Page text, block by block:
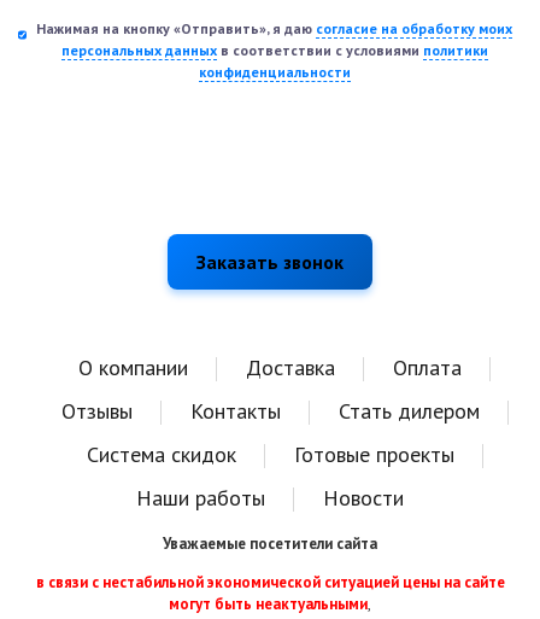
Нажимая на кнопку «Отправить», я даю согласие на обработку моих
персональных данныхв соответствии с условиями политики
конфиденциальности
О компании Доставка
Оплата
Отзывы
Контакты
Стать дилером
Система скидок
Готовые проекты
Наши работы
Новости
Уважаемые посетители сайта
в связи с нестабильной экономической ситуацией цены на сайте
могут быть неактуальными,